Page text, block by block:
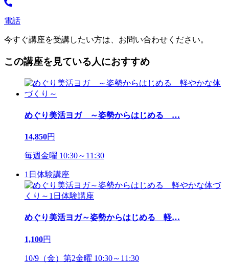
電話
今すぐ講座を受講したい方は、お問い合わせください。
この講座を見ている人におすすめ
めぐり美活ヨガ ～姿勢からはじめる …
14,850円
毎週金曜 10:30～11:30
1日体験講座
めぐり美活ヨガ～姿勢からはじめる 軽…
1,100円
10/9（金）第2金曜 10:30～11:30